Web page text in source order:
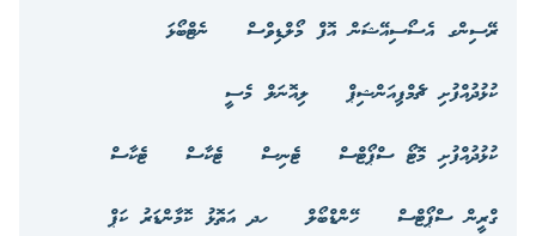
ރޭސިންގ އެސޯސިއޭޝަން އޮފް މޯލްޑިވްސް
ނެޓްބޯޅަ
ކުޅުދުއްފުށި ޗެމްޕިއަންޝިޕް
ލިއޮނަލް މެސީ
ކުޅުދުއްފުށި މޮޓޯ ސްޕޯޓްސް
ޓެނިސް ޓެކާސް
ޓެކާސް
ގްރީން ސްޕޯޓްސް
ހޭންޑްބޯލް
ހދ އަތޮޅު ކޮމާންޑަރު ކަޕް